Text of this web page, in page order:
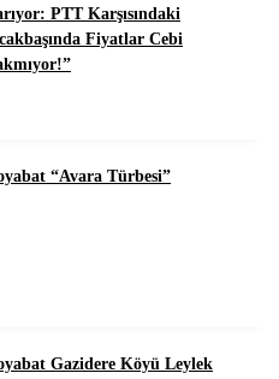
PTT Karşısındaki
Fiyatlar Cebi
“Avara Türbesi”
Gazidere Köyü Leylek